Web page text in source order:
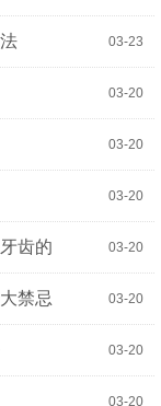
03-23
03-20
03-20
03-20
齿的 03-20
禁忌 03-20
03-20
03-20